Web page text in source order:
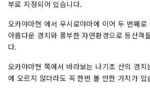
부로 지정되어 있습니다.
오카야마현 에서 우시로야마에 이어 두 번째
아름다운 경치와 풍부한 자연환경으로 등산객
다.
오카야마현 쪽에서 바라보는 나기초 산의 경
에 오르지 않더라도 꼭 한번 볼 만한 가치가 있